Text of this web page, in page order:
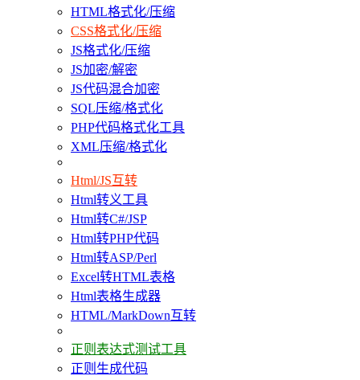
HTML格式化/压缩
CSS格式化/压缩
JS格式化/压缩
JS加密/解密
JS代码混合加密
SQL压缩/格式化
PHP代码格式化工具
XML压缩/格式化
Html/JS互转
Html转义工具
Html转C#/JSP
Html转PHP代码
Html转ASP/Perl
Excel转HTML表格
Html表格生成器
HTML/MarkDown互转
正则表达式测试工具
正则生成代码